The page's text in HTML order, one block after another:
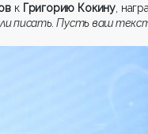
к Григорию Кокину,
писать. Пусть ваш